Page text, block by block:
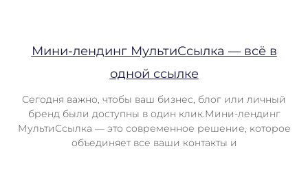
Мини-лендинг МультиСсылка — всё в
одной ссылке
Сегодня важно, чтобы ваш бизнес, блог или личный
бренд были доступны в один клик.Мини-лендинг
МультиСсылка — это современное решение, которое
объединяет все ваши контакты и